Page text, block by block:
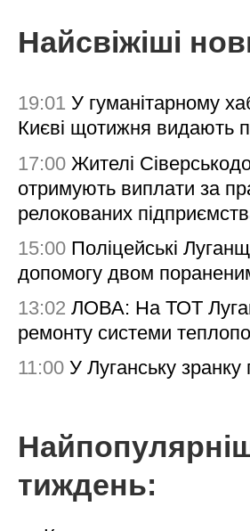
Найсвіжіші
19:01 У гуманітарному
Києві щотижня видають
17:00 Жителі
отримують виплати за
релокованих
15:00 Поліцейські
допомогу двом
13:02 ЛОВА: На ТОТ
ремонту системи
11:00 У Луганську
тиждень: